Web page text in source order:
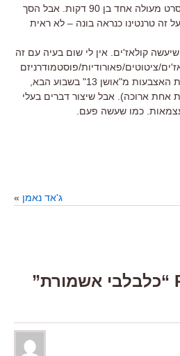
את ביל"ים אפשר היה לערוך סרט מעולה אחד בן 90 דקות. אבל הסך
זה טרנטינו כנראה בונה – לא ראית
קולאז'ים. אין לי שום בעיה עם זה
ציטוטים/פאורודיות/פוסטמודרניזם
(רק חכו וראו איך אני מלקק את האצבעות מ"אושן 13" בשבוע הבא,
אחת ארוכה). אבל שיצור דברים בעלי
כמו שעשה פעם.
ג'אד נאמן »